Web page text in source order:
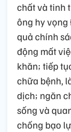
chất và tinh
ông hy
quả chính
động mất
khăn; tiếp
chữa bệnh,
dịch; ngăn
sống và
chống bạo